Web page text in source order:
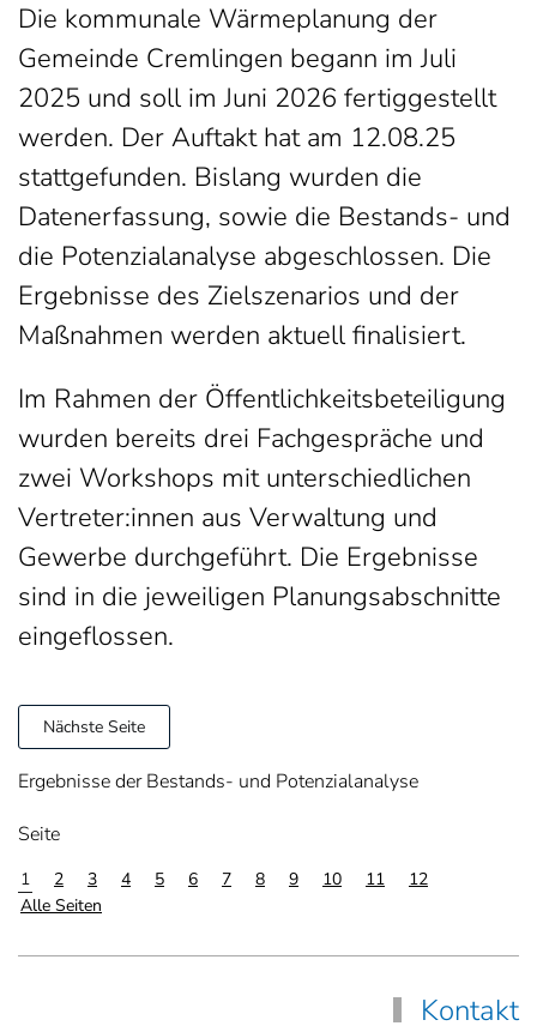
Die kommunale Wärmeplanung der
Gemeinde Cremlingen begann im Juli
2025 und soll im Juni 2026 fertiggestellt
werden. Der Auftakt hat am 12.08.25
stattgefunden. Bislang wurden die
Datenerfassung, sowie die Bestands- und
die Potenzialanalyse abgeschlossen. Die
Ergebnisse des Zielszenarios und der
Maßnahmen werden aktuell finalisiert.
Im Rahmen der Öffentlichkeitsbeteiligung
wurden bereits drei Fachgespräche und
zwei Workshops mit unterschiedlichen
Vertreter:innen aus Verwaltung und
Gewerbe durchgeführt. Die Ergebnisse
sind in die jeweiligen Planungsabschnitte
eingeflossen.
Nächste Seite
Ergebnisse der Bestands- und Potenzialanalyse
Seite
1 2 3 4 5 6 7 8 9 10 11
12
Alle Seiten
Kontakt